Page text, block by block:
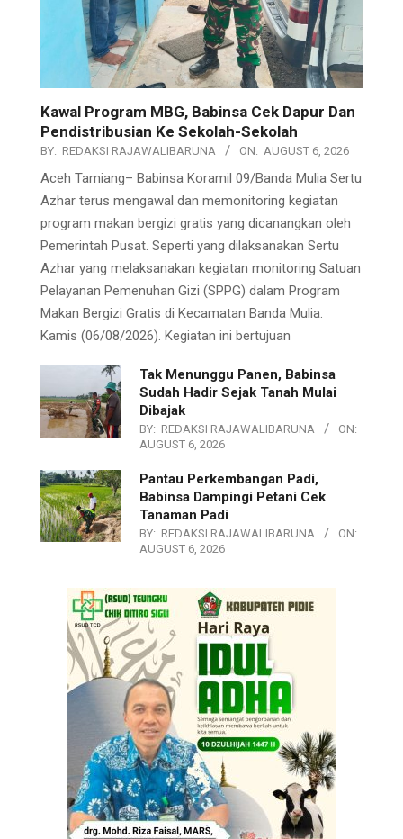
Kawal Program MBG, Babinsa Cek Dapur Dan
Pendistribusian Ke Sekolah-Sekolah
BY: REDAKSI RAJAWALIBARUNA ON: AUGUST 6, 2026
Aceh Tamiang– Babinsa Koramil 09/Banda Mulia Sertu
Azhar terus mengawal dan memonitoring kegiatan
program makan bergizi gratis yang dicanangkan oleh
Pemerintah Pusat. Seperti yang dilaksanakan Sertu
Azhar yang melaksanakan kegiatan monitoring Satuan
Pelayanan Pemenuhan Gizi (SPPG) dalam Program
Makan Bergizi Gratis di Kecamatan Banda Mulia.
Kamis (06/08/2026). Kegiatan ini bertujuan
Tak Menunggu Panen, Babinsa
Sudah Hadir Sejak Tanah Mulai
Dibajak
BY: REDAKSI RAJAWALIBARUNA
ON:
AUGUST 6, 2026
Pantau Perkembangan Padi,
Babinsa Dampingi Petani Cek
Tanaman Padi
BY: REDAKSI RAJAWALIBARUNA
ON:
AUGUST 6, 2026